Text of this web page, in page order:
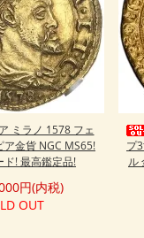
ミラノ 1578 フェ
ア金貨 NGC MS65!
ド! 最高鑑定品!
円(内税)
OUT
プ
ル